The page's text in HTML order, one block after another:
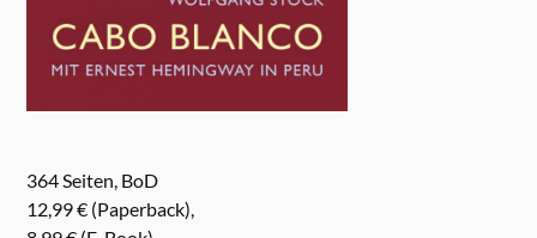
364 Seiten, BoD
12,99 € (Paperback),